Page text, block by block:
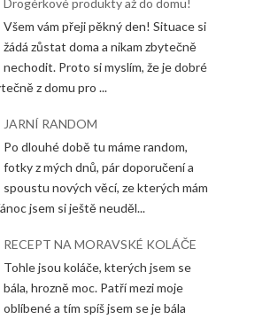
Drogérkové produkty až do domu!
Všem vám přeji pěkný den! Situace si
žádá zůstat doma a nikam zbytečně
nechodit. Proto si myslím, že je dobré
z domu pro ...
JARNÍ RANDOM
Po dlouhé době tu máme random,
fotky z mých dnů, pár doporučení a
spoustu nových věcí, ze kterých mám
jsem si ještě neuděl...
RECEPT NA MORAVSKÉ KOLÁČE
Tohle jsou koláče, kterých jsem se
bála, hrozně moc. Patří mezi moje
oblíbené a tím spíš jsem se je bála